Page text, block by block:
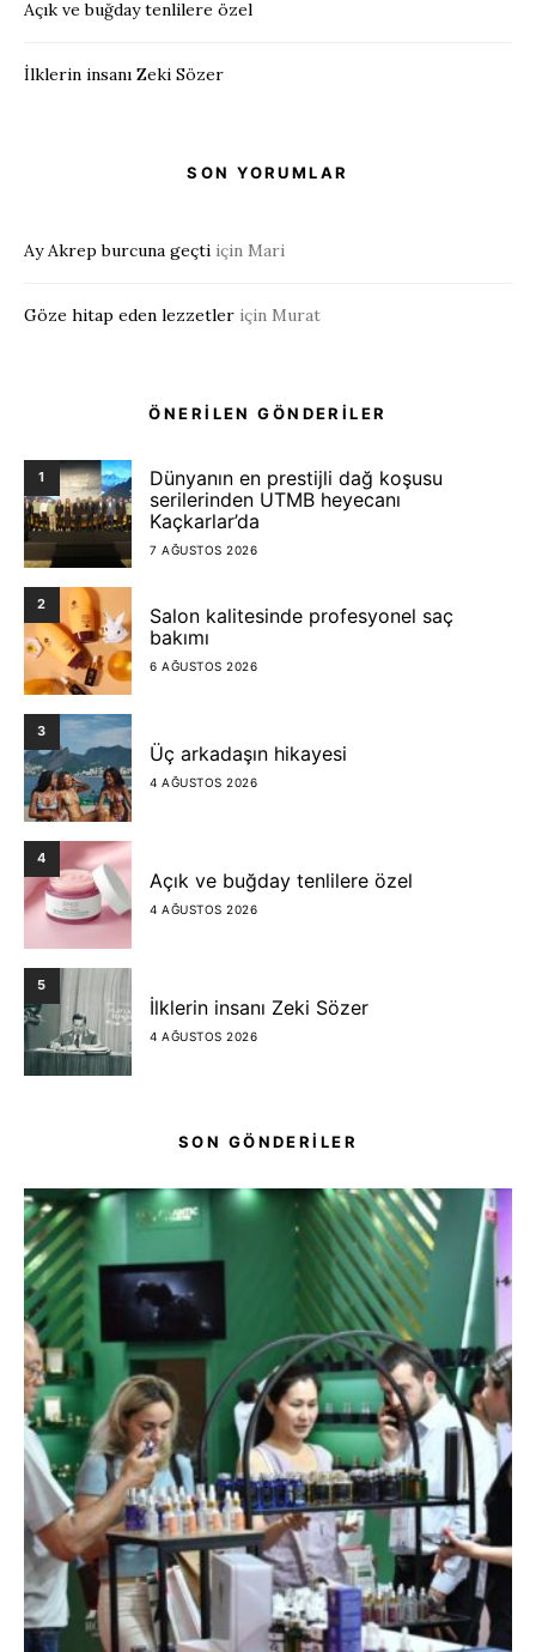
Açık ve buğday tenlilere özel
İlklerin insanı Zeki Sözer
SON YORUMLAR
Ay Akrep burcuna geçti için Mari
Göze hitap eden lezzetler için Murat
ÖNERİLEN GÖNDERİLER
1
Dünyanın en prestijli dağ koşusu
serilerinden UTMB heyecanı
Kaçkarlar’da
7 AĞUSTOS 2026
2
Salon kalitesinde profesyonel saç
bakımı
6 AĞUSTOS 2026
3
Üç arkadaşın hikayesi
4 AĞUSTOS 2026
4
Açık ve buğday tenlilere özel
4 AĞUSTOS 2026
5
İlklerin insanı Zeki Sözer
4 AĞUSTOS 2026
SON GÖNDERİLER